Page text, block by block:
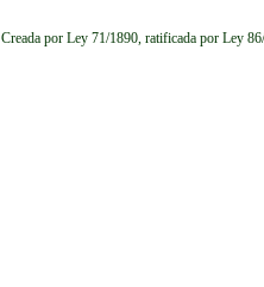
Creada por Ley 71/1890, ratificada por Ley